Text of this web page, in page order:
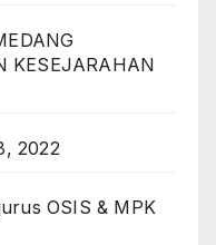
KESEJARAHAN
2022
OSIS & MPK